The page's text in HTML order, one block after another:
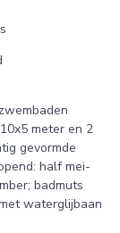
meter en 2
gevormde
half mei-
badmuts
waterglijbaan